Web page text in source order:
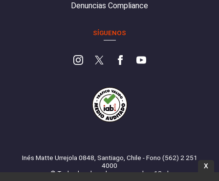
Denuncias Compliance
SÍGUENOS
Inés Matte Urrejola 0848, Santiago, Chile - Fono (562) 2 251
4000
© Todos los derechos reservados. 13.cl
X